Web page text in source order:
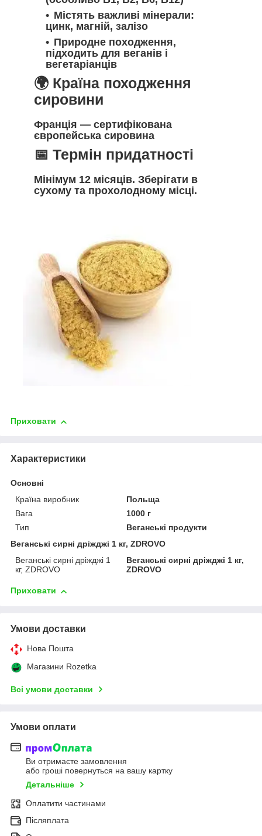
Містять важливі мінерали:
цинк, магній, залізо
Природне походження,
підходить для веганів і
вегетаріанців
🌍 Країна походження
сировини
Франція — сертифікована
європейська сировина
📅 Термін придатності
Мінімум 12 місяців. Зберігати в
сухому та прохолодному місці.
Приховати
Характеристики
Основні
Країна виробник
Польща
Вага
1000 г
Тип
Веганські продукти
Веганські сирні дріжджі 1 кг, ZDROVO
Веганські сирні дріжджі 1
кг, ZDROVO
Веганські сирні дріжджі 1 кг,
ZDROVO
Приховати
Умови доставки
Нова Пошта
Магазини Rozetka
Всі умови доставки
Умови оплати
Ви отримаєте замовлення
або гроші повернуться на вашу картку
Детальніше
Оплатити частинами
Післяплата